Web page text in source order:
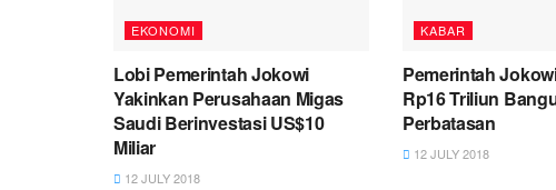
EKONOMI
Lobi Pemerintah Jokowi
Yakinkan Perusahaan Migas
Saudi Berinvestasi US$10
Miliar
12 JULY 2018
KABAR
Pemerintah
Rp16 Triliun
Perbatasan
12 JULY 2018